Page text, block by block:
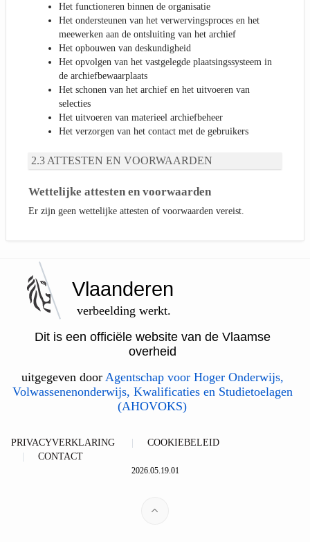
Het functioneren binnen de organisatie
Het ondersteunen van het verwervingsproces en het
meewerken aan de ontsluiting van het archief
Het opbouwen van deskundigheid
Het opvolgen van het vastgelegde plaatsingssysteem in
de archiefbewaarplaats
Het schonen van het archief en het uitvoeren van
selecties
Het uitvoeren van materieel archiefbeheer
Het verzorgen van het contact met de gebruikers
ATTESTEN EN VOORWAARDEN
Wettelijke attesten en voorwaarden
Er zijn geen wettelijke attesten of voorwaarden vereist.
Vlaanderen
verbeelding werkt.
Dit is een officiële website van de Vlaamse
overheid
uitgegeven door Agentschap voor Hoger Onderwijs,
Volwassenenonderwijs, Kwalificaties en Studietoelagen
(AHOVOKS)
PRIVACYVERKLARING
COOKIEBELEID
CONTACT
2026.05.19.01